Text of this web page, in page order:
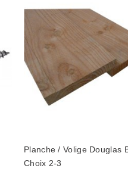
Planche / Volige Douglas
Choix 2-3